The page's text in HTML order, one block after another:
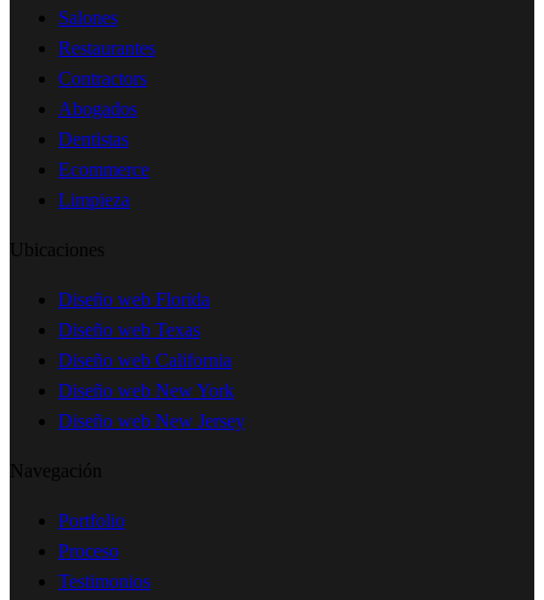
Salones
Restaurantes
Contractors
Abogados
Dentistas
Ecommerce
Limpieza
Ubicaciones
Diseño web Florida
Diseño web Texas
Diseño web California
Diseño web New York
Diseño web New Jersey
Navegación
Portfolio
Proceso
Testimonios